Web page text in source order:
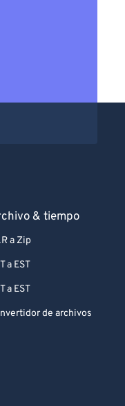
& tiempo
a Zip
a EST
a EST
de archivos